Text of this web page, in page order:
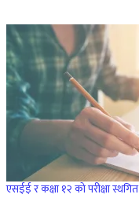
एसईई र कक्षा १२ को परीक्षा स्थगित